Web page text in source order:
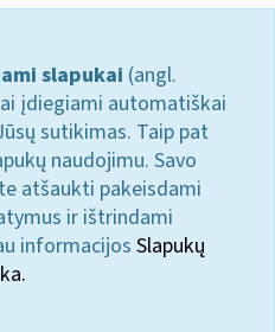
slapukai (angl.
įdiegiami automatiškai
sutikimas. Taip pat
naudojimu. Savo
atšaukti pakeisdami
ir ištrindami
informacijos Slapukų